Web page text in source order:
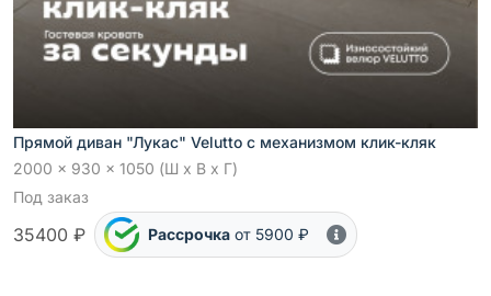
Прямой диван "Лукас" Velutto с механизмом клик-кляк
2000 x 930 x 1050 (Ш x В x Г)
Под заказ
35400 ₽ Рассрочка от 5900 ₽